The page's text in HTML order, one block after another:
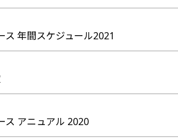
ス 年間スケジュール2021
ス アニュアル 2020